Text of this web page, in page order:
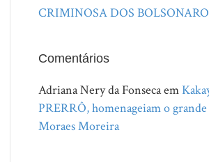
CRIMINOSA DOS
Comentários
Adriana Nery da Fonsecaem
PRERRÔ, homenageiam o
Moraes Moreira